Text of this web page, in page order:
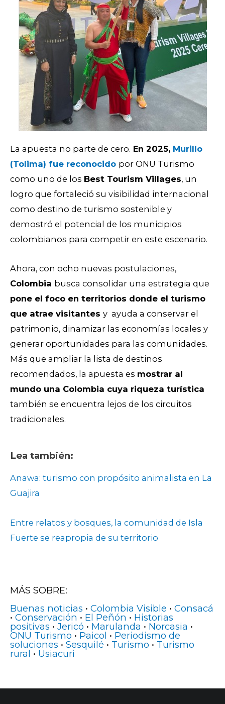
La apuesta no parte de cero. En 2025, Murillo
(Tolima) fue reconocido por ONU Turismo
como uno de los Best Tourism Villages, un
logro que fortaleció su visibilidad internacional
como destino de turismo sostenible y
demostró el potencial de los municipios
colombianos para competir en este escenario.
Ahora, con ocho nuevas postulaciones,
Colombia busca consolidar una estrategia que
pone el foco en territorios donde el turismo
que atrae visitantes y ayuda a conservar el
patrimonio, dinamizar las economías locales y
generar oportunidades para las comunidades.
Más que ampliar la lista de destinos
recomendados, la apuesta es mostrar al
mundo una Colombia cuya riqueza turística
también se encuentra lejos de los circuitos
tradicionales.
Lea también:
Anawa: turismo con propósito animalista en La
Guajira
Entre relatos y bosques, la comunidad de Isla
Fuerte se reapropia de su territorio
MÁS SOBRE:
Buenas noticias • Colombia Visible • Consacá
• Conservación • El Peñón • Historias
positivas • Jericó • Marulanda • Norcasia •
ONU Turismo • Paicol • Periodismo de
soluciones • Sesquilé • Turismo • Turismo
rural • Usiacuri